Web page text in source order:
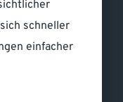
schneller
einfacher